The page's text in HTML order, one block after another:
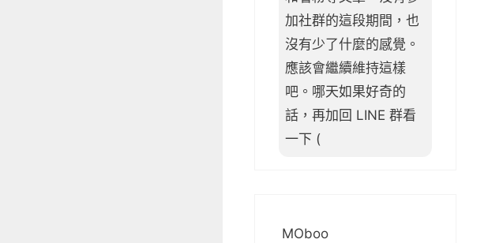
加社群的這段期間，也
沒有少了什麼的感覺。
應該會繼續維持這樣
吧。哪天如果好奇的
話，再加回 LINE 群看
一下 (
MOboo